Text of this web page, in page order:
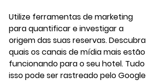
Utilize ferramentas de marketing
para quantificar e investigar a
origem das suas reservas. Descubra
quais os canais de mídia mais estão
funcionando para o seu hotel. Tudo
isso pode ser rastreado pelo Google